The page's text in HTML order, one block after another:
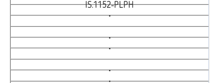
IS.1152‑PLPH
•
•
•
•